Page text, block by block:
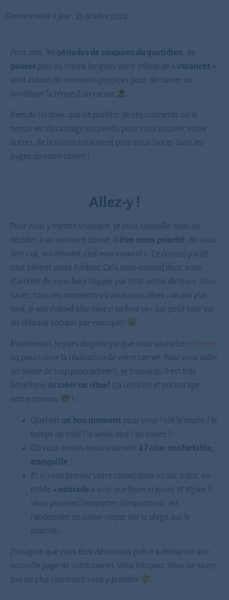
Dernière mise à jour : 25 octobre 2022
Pour moi, les périodes de coupures du quotidien , de
pauses plus ou moins longues voire même de « vacances »
sont autant de moments propices pour démarrer ou
continuer la tenue d’un carnet
Rien de tel donc que de profiter de ces moments où le
temps est davantage suspendu pour vous inspirer, entre
autres, de la saison estivale et pour vous lancer dans les
pages de votre carnet !
Allez-y !
Pour vous y mettre vraiment, je vous conseille donc de
décider, à un moment donné, d’être votre priorité, de vous
dire « ok, maintenant, c’est mon moment » . Ce conseil paraît
tout bête et assez évident. Cela sous-entend donc aussi
d’arrêter de vous faire happer par tout un tas de trucs. Vous
savez, tous ces moments où vous vous dites « un peu plus
tard, je vais d’abord aller faire ci ou faire ça » (un petit tour sur
les réseaux sociaux par exemple)
Maintenant, je pars du principe que vous souhaitez débuter
ou poursuivre la réalisation de votre carnet. Pour vous aider
(et éviter de trop procrastiner), je trouve qu’il est très
bénéfique de créer un rituel
(ça sécurise et encourage
notre cerveau
) :
Quel est un bon moment pour vous ? tôt le matin ? le
temps de midi ? le week-end ? en soirée ?
Où vous sentes-vous vraiment à l’aise, confortable,
tranquille ?
Et si vous preniez votre carnet dans un sac à dos, en
mode « nomade » avec quelques crayons et stylos ?
Vous pourriez l’emporter n’importe où : en
randonnée, en pique-nique, sur la plage, sur le
marché…
J’imagine que vous êtes désormais prêt·e à démarrer une
nouvelle page de votre carnet. Vous bloquez. Vous ne savez
pas ou plus comment vous y prendre